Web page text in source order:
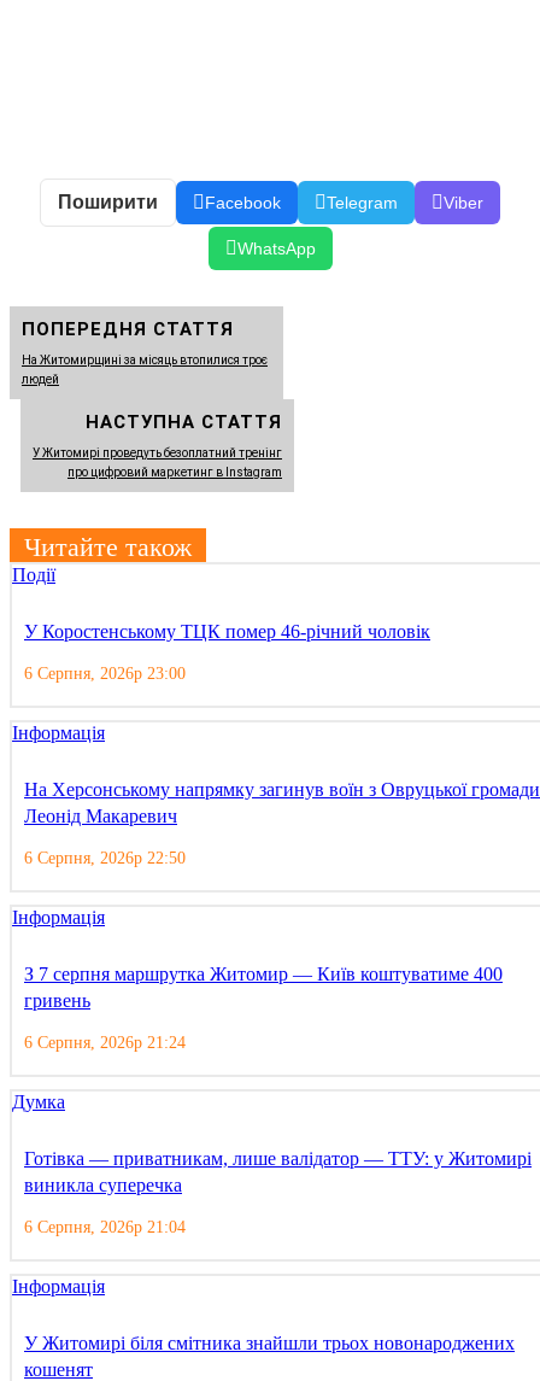
Поширити Facebook Telegram Viber
WhatsApp
ПОПЕРЕДНЯ СТАТТЯ
На Житомирщині за місяць втопилися троє
людей
НАСТУПНА СТАТТЯ
У Житомирі проведуть безоплатний тренінг
про цифровий маркетинг в Instagram
Читайте також
Події
У Коростенському ТЦК помер 46-річний чоловік
6 Серпня, 2026р 23:00
Інформація
На Херсонському напрямку загинув воїн з Овруцької громади
Леонід Макаревич
6 Серпня, 2026р 22:50
Інформація
З 7 серпня маршрутка Житомир — Київ коштуватиме 400
гривень
6 Серпня, 2026р 21:24
Думка
Готівка — приватникам, лише валідатор — ТТУ: у Житомирі
виникла суперечка
6 Серпня, 2026р 21:04
Інформація
У Житомирі біля смітника знайшли трьох новонароджених
кошенят